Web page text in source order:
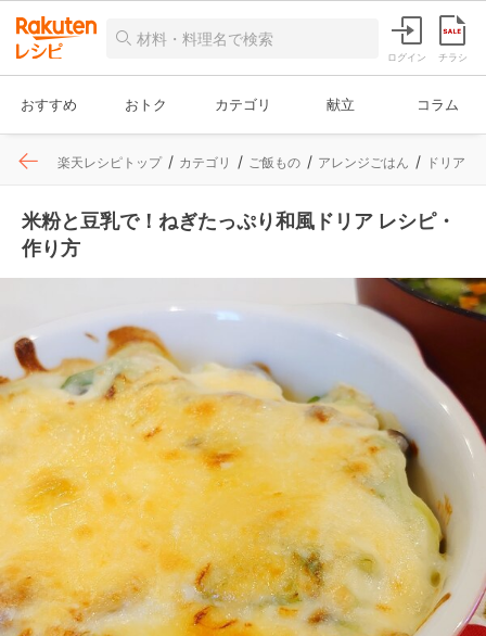
ログイン チラシ
おすすめ おトク カテゴリ 献立 コラム
楽天レシピトップ カテゴリ ご飯もの アレンジごはん ドリア
米粉と豆乳で！ねぎたっぷり和風ドリア レシピ・
作り方